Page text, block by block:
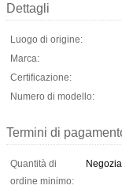
Dettagli
Luogo di origine:
Marca:
Certificazione:
Numero di modello:
Termini di
Quantità di
ordine minimo: